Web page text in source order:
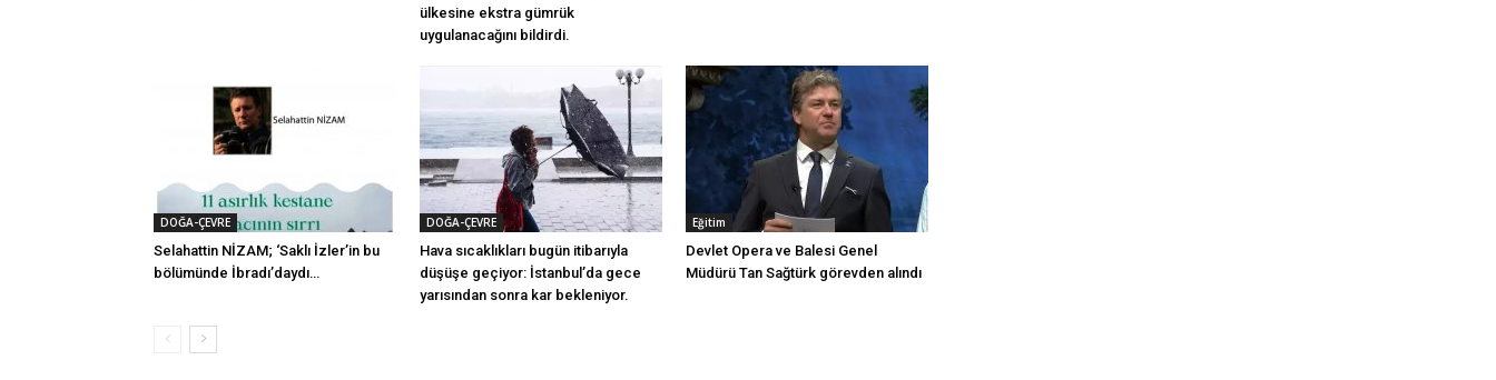
ülkesine ekstra gümrük
uygulanacağını bildirdi.
DOĞA-ÇEVRE
Selahattin NİZAM; ‘Saklı İzler’in bu
bölümünde İbradı’daydı…
DOĞA-ÇEVRE
Hava sıcaklıkları bugün itibarıyla
düşüşe geçiyor: İstanbul’da gece
yarısından sonra kar bekleniyor.
Eğitim
Devlet Opera ve Balesi Genel
Müdürü Tan Sağtürk görevden alındı